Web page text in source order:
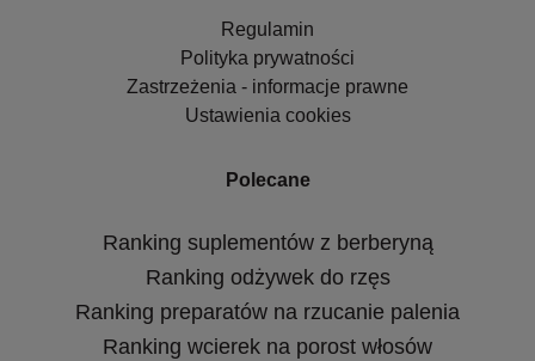
Regulamin
Polityka prywatności
Zastrzeżenia - informacje prawne
Ustawienia cookies
Polecane
Ranking suplementów z berberyną
Ranking odżywek do rzęs
Ranking preparatów na rzucanie palenia
Ranking wcierek na porost włosów